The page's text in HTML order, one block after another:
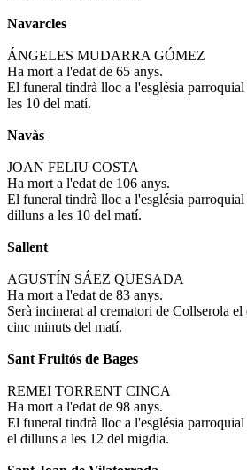
Navarcles
ÁNGELES MUDARRA GÓMEZ
Ha mort a l'edat de 65 anys.
El funeral tindrà lloc a l'església
les 10 del matí.
Navàs
JOAN FELIU COSTA
Ha mort a l'edat de 106 anys.
El funeral tindrà lloc a l'església
dilluns a les 10 del matí.
Sallent
AGUSTÍN SÁEZ QUESADA
Ha mort a l'edat de 83 anys.
Serà incinerat al crematori de Collserola
cinc minuts del matí.
Sant Fruitós de Bages
REMEI TORRENT CINCA
Ha mort a l'edat de 98 anys.
El funeral tindrà lloc a l'església
el dilluns a les 12 del migdia.